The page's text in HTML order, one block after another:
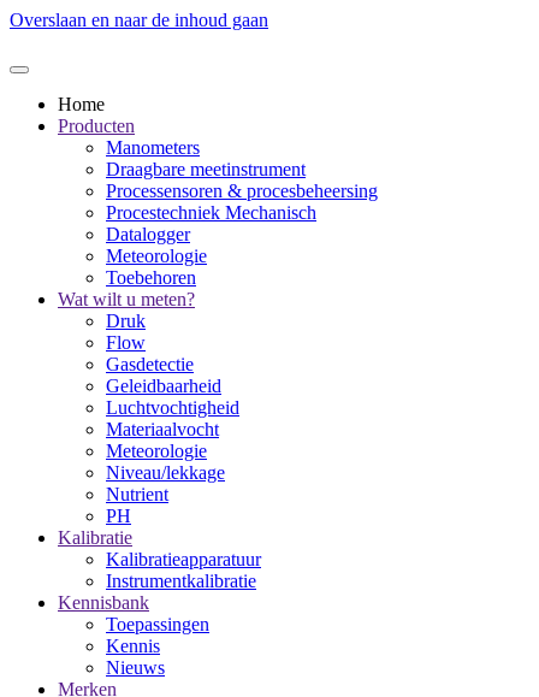
Overslaan en naar de inhoud gaan
Home
Producten
Manometers
Draagbare meetinstrument
Processensoren & procesbeheersing
Procestechniek Mechanisch
Datalogger
Meteorologie
Toebehoren
Wat wilt u meten?
Druk
Flow
Gasdetectie
Geleidbaarheid
Luchtvochtigheid
Materiaalvocht
Meteorologie
Niveau/lekkage
Nutrient
PH
Kalibratie
Kalibratieapparatuur
Instrumentkalibratie
Kennisbank
Toepassingen
Kennis
Nieuws
Merken